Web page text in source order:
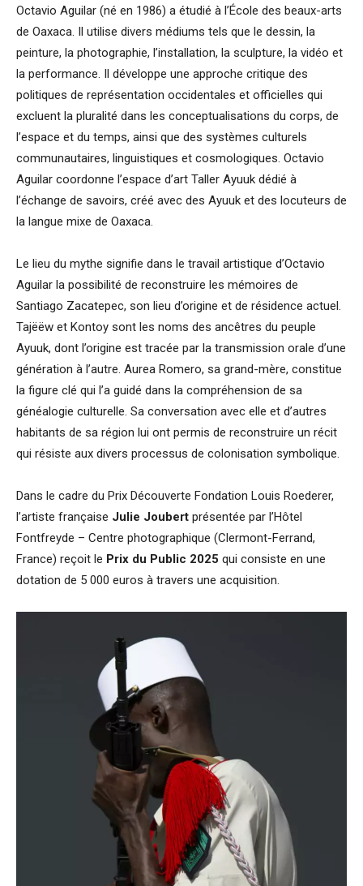
Octavio Aguilar (né en 1986) a étudié à l’École des beaux-arts
de Oaxaca. Il utilise divers médiums tels que le dessin, la
peinture, la photographie, l’installation, la sculpture, la vidéo et
la performance. Il développe une approche critique des
politiques de représentation occidentales et officielles qui
excluent la pluralité dans les conceptualisations du corps, de
l’espace et du temps, ainsi que des systèmes culturels
communautaires, linguistiques et cosmologiques. Octavio
Aguilar coordonne l’espace d’art Taller Ayuuk dédié à
l’échange de savoirs, créé avec des Ayuuk et des locuteurs de
la langue mixe de Oaxaca.
Le lieu du mythe signifie dans le travail artistique d’Octavio
Aguilar la possibilité de reconstruire les mémoires de
Santiago Zacatepec, son lieu d’origine et de résidence actuel.
Tajëëw et Kontoy sont les noms des ancêtres du peuple
Ayuuk, dont l’origine est tracée par la transmission orale d’une
génération à l’autre. Aurea Romero, sa grand-mère, constitue
la figure clé qui l’a guidé dans la compréhension de sa
généalogie culturelle. Sa conversation avec elle et d’autres
habitants de sa région lui ont permis de reconstruire un récit
qui résiste aux divers processus de colonisation symbolique.
Dans le cadre du Prix Découverte Fondation Louis Roederer,
l’artiste française Julie Joubert présentée par l’Hôtel
Fontfreyde – Centre photographique (Clermont-Ferrand,
France) reçoit le Prix du Public 2025 qui consiste en une
dotation de 5 000 euros à travers une acquisition.